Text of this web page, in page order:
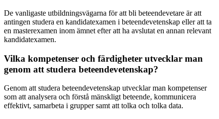
De vanligaste utbildningsvägarna för att bli beteendevetare är att
antingen studera en kandidatexamen i beteendevetenskap eller att ta
en masterexamen inom ämnet efter att ha avslutat en annan relevant
kandidatexamen.
Vilka kompetenser och färdigheter utvecklar man
genom att studera beteendevetenskap?
Genom att studera beteendevetenskap utvecklar man kompetenser
som att analysera och förstå mänskligt beteende, kommunicera
effektivt, samarbeta i grupper samt att tolka och tolka data.